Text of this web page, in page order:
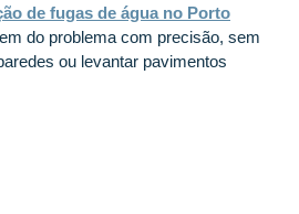
de fugas de água no Porto
do problema com precisão, sem
ou levantar pavimentos